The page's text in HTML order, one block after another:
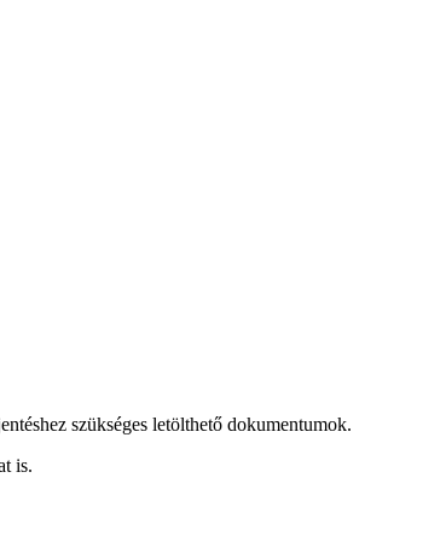
szükséges letölthető dokumentumok.
is.